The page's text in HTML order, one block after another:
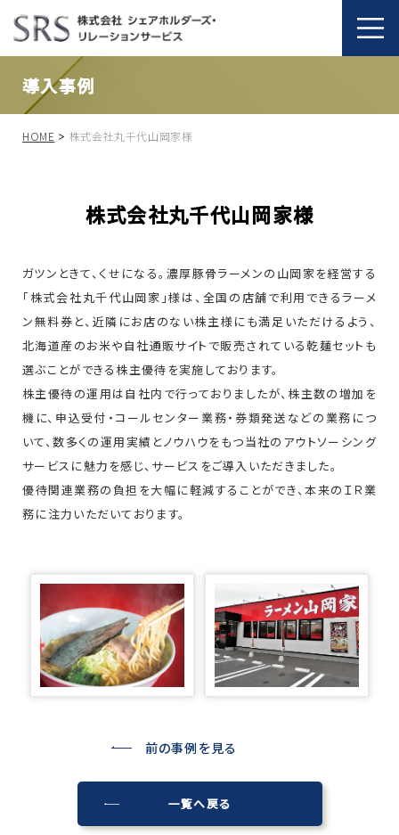
導入事例
HOME 株式会社丸千代山岡家様
株式会社丸千代山岡家様
ガツンときて、くせになる。濃厚豚骨ラーメンの山岡家を経営する
「株式会社丸千代山岡家」様は、全国の店舗で利用できるラーメ
ン無料券と、近隣にお店のない株主様にも満足いただけるよう、
北海道産のお米や自社通販サイトで販売されている乾麺セットも
選ぶことができる株主優待を実施しております。
株主優待の運用は自社内で行っておりましたが、株主数の増加を
機に、申込受付・コールセンター業務・券類発送などの業務につ
いて、数多くの運用実績とノウハウをもつ当社のアウトソーシング
サービスに魅力を感じ、サービスをご導入いただきました。
優待関連業務の負担を大幅に軽減することができ、本来のＩＲ業
務に注力いただいております。
前の事例を見る
一覧へ戻る